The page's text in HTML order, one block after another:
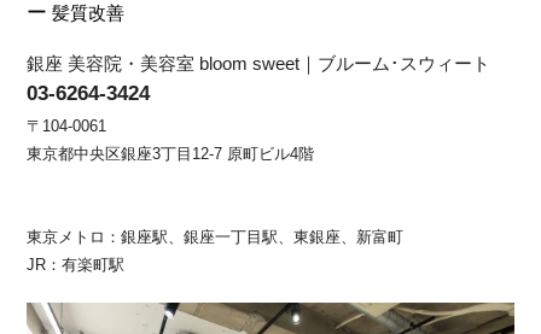
ー 髪質改善
銀座 美容院・美容室 bloom sweet｜ブルーム･スウィート
03-6264-3424
〒104-0061
東京都中央区銀座3丁目12-7 原町ビル4階
東京メトロ：銀座駅、銀座一丁目駅、東銀座、新富町
JR：有楽町駅